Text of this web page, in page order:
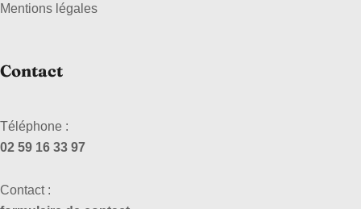
Mentions légales
Contact
Téléphone :
02 59 16 33 97
Contact :